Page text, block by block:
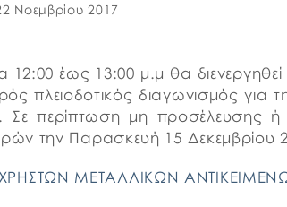
Νοεμβρίου 2017
12:00 έως 13:00 μ.μ θα
διαγωνισμός για
Σε περίπτωση μη προσέλευσης
την Παρασκευή 15 Δεκεμβρίου
ΜΕΤΑΛΛΙΚΩΝ